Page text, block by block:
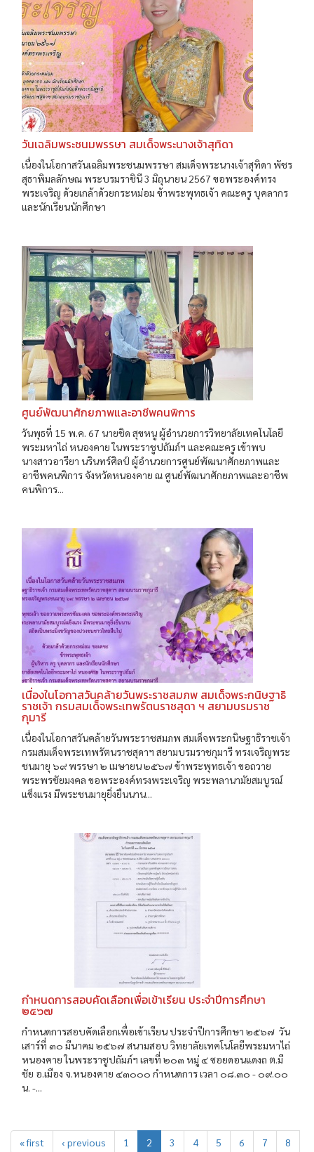
วันเฉลิมพระชนมพรรษา สมเด็จพระนางเจ้าสุทิดา
เนื่องในโอกาสวันเฉลิมพระชนมพรรษา สมเด็จพระนางเจ้าสุทิดา พัชร
สุธาพิมลลักษณ พระบรมราชินี 3 มิถุนายน 2567 ขอพระองค์ทรง
พระเจริญ ด้วยเกล้าด้วยกระหม่อม ข้าพระพุทธเจ้า คณะครู บุคลากร
และนักเรียนนักศึกษา
ศูนย์พัฒนาศักยภาพและอาชีพคนพิการ
วันพุธที่ 15 พ.ค. 67 นายชิด สุขหนู ผู้อำนวยการวิทยาลัยเทคโนโลยี
พระมหาไถ่ หนองคาย ในพระราชูปถัมภ์ฯ และคณะครู เข้าพบ
นางสาวอารียา นรินทร์ศิลป์ ผู้อำนวยการศูนย์พัฒนาศักยภาพและ
อาชีพคนพิการ จังหวัดหนองคาย ณ ศูนย์พัฒนาศักยภาพและอาชีพ
คนพิการ...
เนื่องในโอกาสวันคล้ายวันพระราชสมภพ สมเด็จพระกนิษฐาธิ
ราชเจ้า กรมสมเด็จพระเทพรัตนราชสุดา ฯ สยามบรมราช
กุมารี
เนื่องในโอกาสวันคล้ายวันพระราชสมภพ สมเด็จพระกนิษฐาธิราชเจ้า
กรมสมเด็จพระเทพรัตนราชสุดาฯ สยามบรมราชกุมารี ทรงเจริญพระ
ชนมายุ ๖๙ พรรษา ๒ เมษายน ๒๕๖๗ ข้าพระพุทธเจ้า ขอถวาย
พระพรชัยมงคล ขอพระองค์ทรงพระเจริญ พระพลานามัยสมบูรณ์
แข็งแรง มีพระชนมายุยิ่งยืนนาน...
กำหนดการสอบคัดเลือกเพื่อเข้าเรียน ประจำปีการศึกษา
๒๕๖๗
กำหนดการสอบคัดเลือกเพื่อเข้าเรียน ประจำปีการศึกษา ๒๕๖๗ วัน
เสาร์ที่ ๓๐ มีนาคม ๒๕๖๗ สนามสอบ วิทยาลัยเทคโนโลยีพระมหาไถ่
หนองคาย ในพระราชูปถัมภ์ฯ เลขที่ ๒๐๓ หมู่ ๔ ซอยดอนแดงถ ต.มี
ชัย อ.เมือง จ.หนองคาย ๔๓๐๐๐ กำหนดการ เวลา ๐๘.๓๐ - ๐๙.๐๐
น. -...
« first ‹ previous 1 2 3 4 5 6 7
8